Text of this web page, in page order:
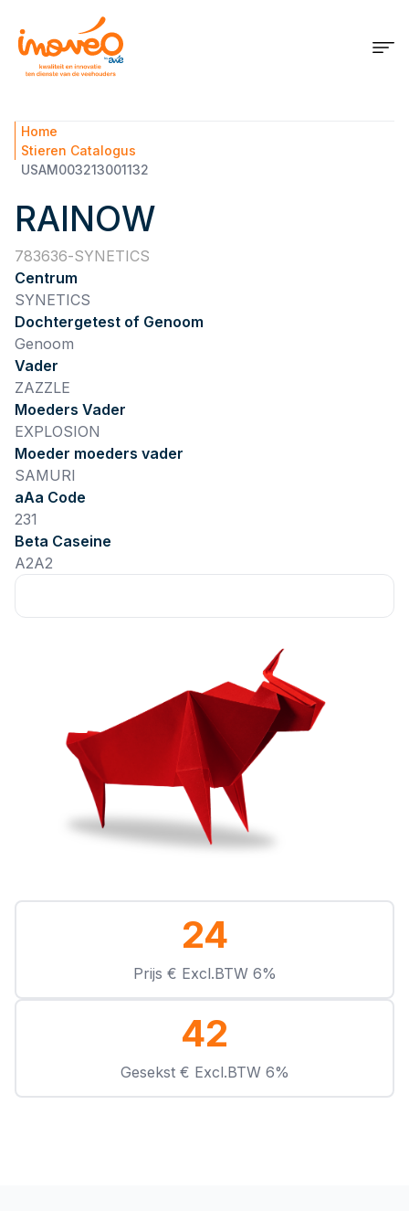
Home
Stieren Catalogus
USAM003213001132
RAINOW
783636 SYNETICS
Centrum
SYNETICS
Dochtergetest of Genoom
Genoom
Vader
ZAZZLE
Moeders Vader
EXPLOSION
Moeder moeders vader
SAMURI
aAa Code
231
Beta Caseine
A2A2
24
Prijs € Excl.BTW 6%
42
Gesekst € Excl.BTW 6%